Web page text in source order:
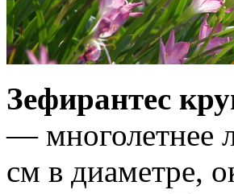
Зефирантес
— многолетнее
см в диаметре,